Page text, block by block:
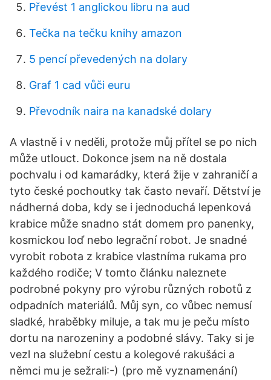
Převést 1 anglickou libru na aud
Tečka na tečku knihy amazon
5 pencí převedených na dolary
Graf 1 cad vůči euru
Převodník naira na kanadské dolary
A vlastně i v neděli, protože můj přítel se po nich
může utlouct. Dokonce jsem na ně dostala
pochvalu i od kamarádky, která žije v zahraničí a
tyto české pochoutky tak často nevaří. Dětství je
nádherná doba, kdy se i jednoduchá lepenková
krabice může snadno stát domem pro panenky,
kosmickou loď nebo legrační robot. Je snadné
vyrobit robota z krabice vlastníma rukama pro
každého rodiče; V tomto článku naleznete
podrobné pokyny pro výrobu různých robotů z
odpadních materiálů. Můj syn, co vůbec nemusí
sladké, hraběbky miluje, a tak mu je peču místo
dortu na narozeniny a podobné slávy. Taky si je
vezl na služební cestu a kolegové rakušáci a
němci mu je sežrali:-) (pro mě vyznamenání)